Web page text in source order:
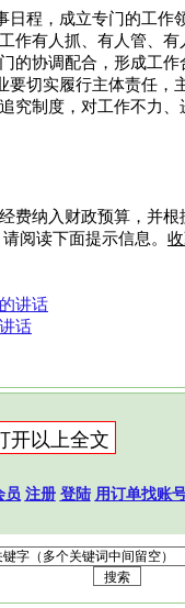
日程，成立专门的工
作有人抓、有人管、
的协调配合，形成工
要切实履行主体责任，
究制度，对工作不力、
费纳入财政预算，并
阅读下面提示信息。
讲话
话
员 注册 登陆 用订单找账